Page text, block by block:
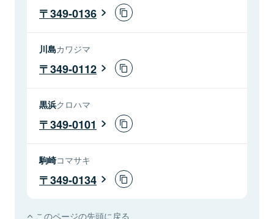
349-0136
川島カワジマ
349-0112
黒浜クロハマ
349-0101
駒崎コマサキ
349-0134
このページの先頭に戻る